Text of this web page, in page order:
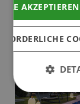
Filter